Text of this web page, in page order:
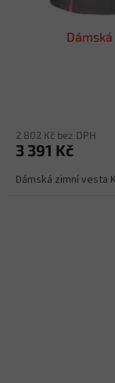
2 802 Kč bez DPH
3 391 Kč
Dámská zimní vesta